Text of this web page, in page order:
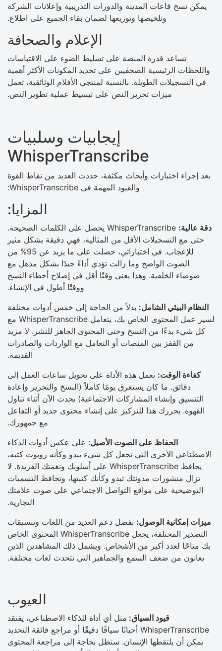
يمكن نسخ قاعات المدينة والدورات التدريبية وإعلانات الشركة
وتلخيصها وتوزيعها لضمان بقاء الجميع على اطلاع.
الإعلام والصحافة
تساعد قدرة المنصة على تسليط الضوء على الاقتباسات
واللحظات الرئيسية الصحفيين على تحديد المكونات الأكثر أهمية
في التسجيلات الطويلة. بالنسبة لمنتجي الأفلام الوثائقية، تعمل
ميزات تحرير النص على تبسيط عملية تطوير النص.
إيجابيات وسلبيات
WhisperTranscribe
بعد إجراء اختبارات وأبحاث مكثفة، حددت العديد من نقاط القوة
والقيود المهمة في WhisperTranscribe:
المزايا:
دقة عالية:
WhisperTranscribe يحصل على الكلمات الصحيحة.
حتى مع التسجيلات الأقل من المثالية، فهي دقيقة بشكل مثير
للإعجاب. في اختباراتي، حصلت على ما يزيد عن 95% من
الصوت الواضح وما زالت تؤدي أداءً جيدًا بشكل مذهل مع
ضوضاء الخلفية. وهذا يعني وقتًا أقل في إصلاح أخطاء النسخ
ووقتًا أطول في الإنشاء.
النظام البيئي الشامل: بدلاً من الحاجة إلى خمس أدوات مختلفة
لسير عمل المحتوى الخاص بك، يتعامل WhisperTranscribe مع
كل شيء بدءًا من النسخ وحتى المحتوى الجاهز للنشر. لا مزيد
من القفز بين المنصات أو التعامل مع الواردات والصادرات
القديمة.
كفاءة الوقت: تعمل هذه الأداة على تحويل ساعات العمل إلى
دقائق. ما كان يستغرق يومًا كاملاً (النسخ والتحرير وإعادة
التنسيق وإنشاء المشاركات الاجتماعية) يحدث الآن أثناء تناول
القهوة. يحررك هذا للتركيز على إنشاء محتوى جديد أو التفاعل
مع جمهورك.
الحفاظ على الصوت الأصيل: على عكس أدوات الذكاء
الاصطناعي الأخرى التي تجعل كل شيء يبدو وكأنه روبوت كتبه،
يحافظ WhisperTranscribe على أسلوبك ونغمتك الفريدة. لا
تزال منشورات مدونتك تبدو وكأنك كتبتها، وتحافظ التسميات
التوضيحية على مواقع التواصل الاجتماعي على صوت علامتك
التجارية.
ميزات إمكانية الوصول: بفضل دعم العديد من اللغات وتنسيقات
التصدير المختلفة، يجعل WhisperTranscribe المحتوى الخاص
بك متاحًا لعدد أكبر من الأشخاص. ويشمل ذلك المشاهدين الذين
يعانون من ضعف السمع والجماهير التي تتحدث لغات مختلفة.
العيوب
قيود السياق: مثل أي أداة للذكاء الاصطناعي، يفتقد
WhisperTranscribe أحيانًا سياقًا دقيقًا أو مراجع فائقة التحديد
يمكن أن يلتقطها الإنسان. ستظل بحاجة إلى مراجعة المحتوى